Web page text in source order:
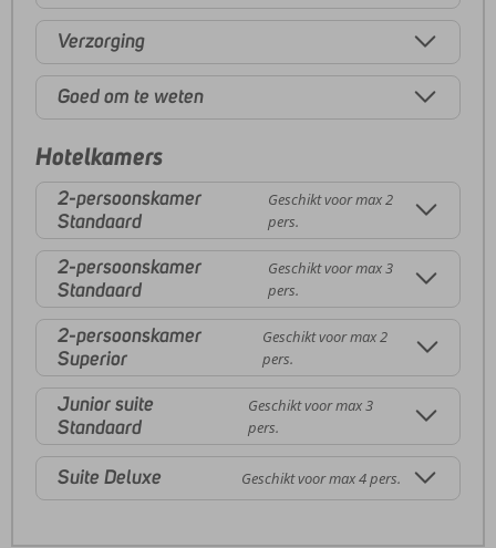
Verzorging
Goed om te weten
Hotelkamers
2-persoonskamer
Standaard
Geschikt voor max 2
pers.
2-persoonskamer
Standaard
Geschikt voor max 3
pers.
2-persoonskamer
Superior
Geschikt voor max 2
pers.
Junior suite
Standaard
Geschikt voor max 3
pers.
Suite Deluxe Geschikt voor max 4 pers.